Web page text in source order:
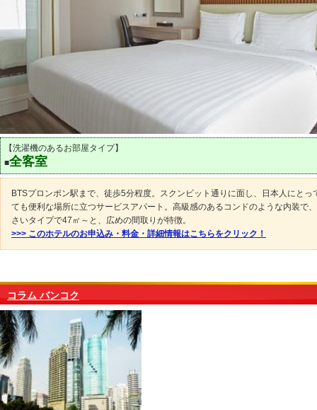
【洗濯機のあるお部屋タイプ】
■全客室
BTSプロンポン駅まで、徒歩5分程度。スクンビット通りに面し、日本人にとっ
ても便利な場所に立つサービスアパート。高級感のあるコンドのような内装で
さいタイプで47㎡～と、広めの間取りが特徴。
>>> このホテルのお申込み・料金・詳細情報はこちらをクリック！
コラム バンコク